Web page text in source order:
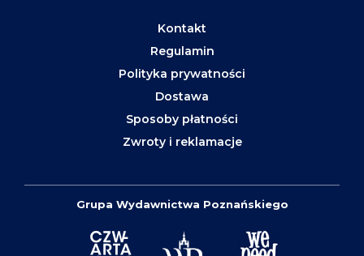
Kontakt
Regulamin
Polityka prywatności
Dostawa
Sposoby płatności
Zwroty i reklamacje
Grupa Wydawnictwa Poznańskiego